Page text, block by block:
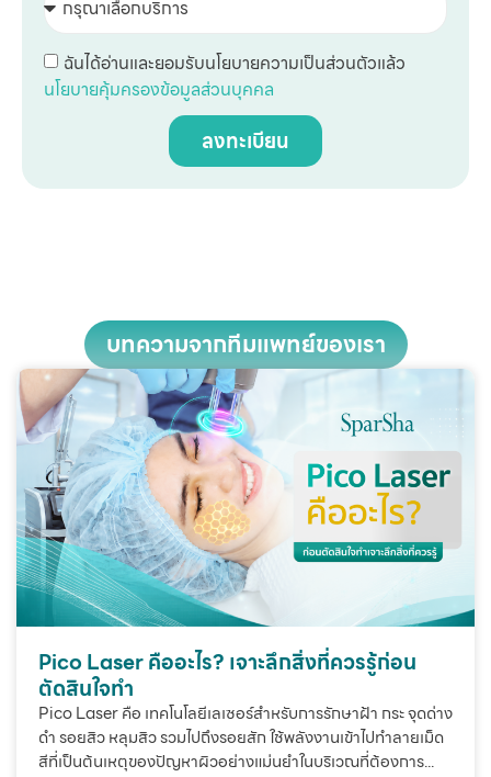
ฉันได้อ่านและยอมรับนโยบายความเป็นส่วนตัวแล้ว
นโยบายคุ้มครองข้อมูลส่วนบุคคล
ลงทะเบียน
บทความจากทีมแพทย์ของเรา
Pico Laser คืออะไร? เจาะลึกสิ่งที่ควรรู้ก่อน
ตัดสินใจทำ
Pico Laser คือ เทคโนโลยีเลเซอร์สำหรับการรักษาฝ้า กระ จุดด่าง
ดำ รอยสิว หลุมสิว รวมไปถึงรอยสัก ใช้พลังงานเข้าไปทำลายเม็ด
สีที่เป็นต้นเหตุของปัญหาผิวอย่างแม่นยำในบริเวณที่ต้องการ...